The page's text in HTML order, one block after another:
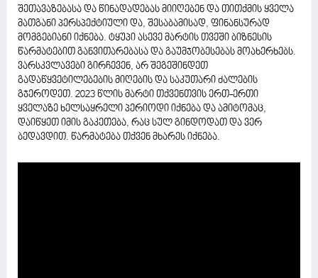
შეთავაზებასა და წინადადებას მიიღებენ და თითქმის ყველა
მათგანი პერსპექტიული და, შესაბამისად, ფინანსურად
მომგებიანი იქნება. ტყუპი ასევე მარტის თვეში ბიზნესის
წარმატებით განვითარებასა და გაუმჯობესებას მოახერხებს.
ვარსკვლავები გირჩევენ, არ შეგეშინდეთ
გადაწყვეტილებების მიღების და საკუთარი ძალების
გჯეროდეთ. 2023 წლის მარტი თქვენთვის ერთ-ერთი
ყველაზე ხელსაყრელი პერიოდი იქნება და ამიტომაც,
დაიწყეთ იმის გაკეთება, რაც სულ გინდოდათ და ვერ
ბედავდით. წარმატება თქვენ მხარეს იქნება.